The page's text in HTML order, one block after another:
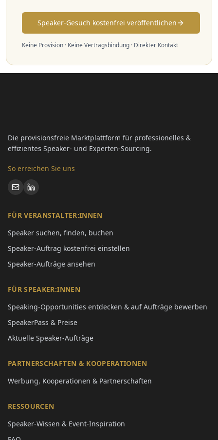
Speaker-Gesuch kostenfrei veröffentlichen
Keine Provision · Keine Vertragsbindung · Direkter Kontakt
Die provisionsfreie Marktplattform für professionelles &
effizientes Speaker- und Experten-Sourcing.
So erreichen Sie uns
FÜR VERANSTALTER:INNEN
Speaker suchen, finden, buchen
Speaker-Auftrag kostenfrei einstellen
Speaker-Aufträge ansehen
FÜR SPEAKER:INNEN
Speaking-Opportunities entdecken & auf Aufträge bewerben
SpeakerPass & Preise
Aktuelle Speaker-Aufträge
PARTNERSCHAFTEN & KOOPERATIONEN
Werbung, Kooperationen & Partnerschaften
RESSOURCEN
Speaker-Wissen & Event-Inspiration